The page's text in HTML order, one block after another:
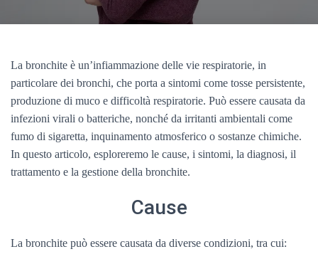
T
L
La bronchite è un’infiammazione delle vie respiratorie, in
particolare dei bronchi, che porta a sintomi come tosse persistente,
produzione di muco e difficoltà respiratorie. Può essere causata da
infezioni virali o batteriche, nonché da irritanti ambientali come
fumo di sigaretta, inquinamento atmosferico o sostanze chimiche.
In questo articolo, esploreremo le cause, i sintomi, la diagnosi, il
trattamento e la gestione della bronchite.
Cause
La bronchite può essere causata da diverse condizioni, tra cui: